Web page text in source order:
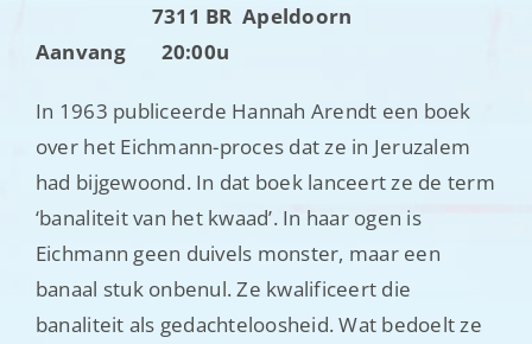
7311 BR Apeldoorn
Aanvang 20:00u
In 1963 publiceerde Hannah Arendt een boek
over het Eichmann-proces dat ze in Jeruzalem
had bijgewoond. In dat boek lanceert ze de term
‘banaliteit van het kwaad’. In haar ogen is
Eichmann geen duivels monster, maar een
banaal stuk onbenul. Ze kwalificeert die
banaliteit als gedachteloosheid. Wat bedoelt ze